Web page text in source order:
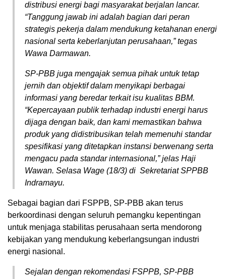
distribusi energi bagi masyarakat berjalan lancar.
“Tanggung jawab ini adalah bagian dari peran
strategis pekerja dalam mendukung ketahanan energi
nasional serta keberlanjutan perusahaan,” tegas
Wawa Darmawan.
SP-PBB juga mengajak semua pihak untuk tetap
jernih dan objektif dalam menyikapi berbagai
informasi yang beredar terkait isu kualitas BBM.
“Kepercayaan publik terhadap industri energi harus
dijaga dengan baik, dan kami memastikan bahwa
produk yang didistribusikan telah memenuhi standar
spesifikasi yang ditetapkan instansi berwenang serta
mengacu pada standar internasional,” jelas Haji
Wawan. Selasa Wage (18/3) di Sekretariat SPPBB
Indramayu.
Sebagai bagian dari FSPPB, SP-PBB akan terus
berkoordinasi dengan seluruh pemangku kepentingan
untuk menjaga stabilitas perusahaan serta mendorong
kebijakan yang mendukung keberlangsungan industri
energi nasional.
Sejalan dengan rekomendasi FSPPB, SP-PBB